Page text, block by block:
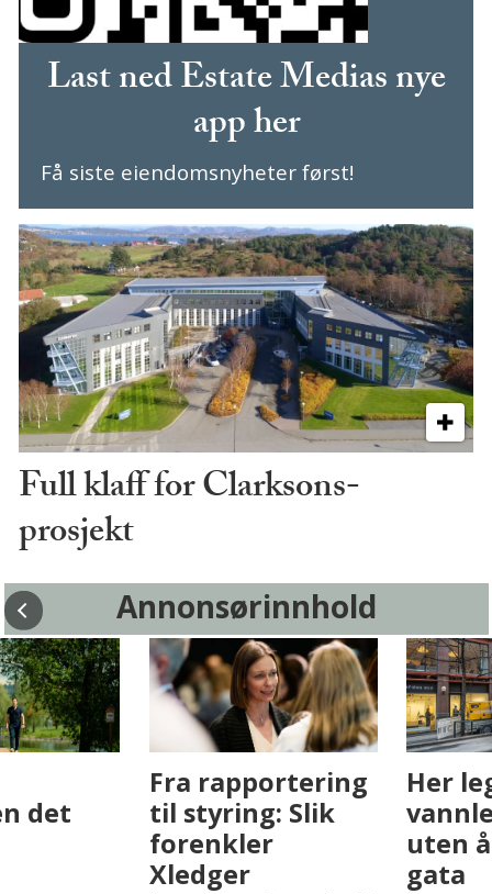
Last ned Estate Medias nye
app her
Få siste eiendomsnyheter først!
Full klaff for Clarksons-
prosjekt
Annonsørinnhold
Fenistra endrer
eiendomsbransjen
med AI. Slik ser vi
på fremtiden
Det er i
Drammen det
skjer